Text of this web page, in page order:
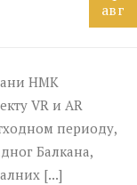
авг
НМК
VR и AR
периоду,
Балкана,
[...]